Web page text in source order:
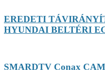
EREDETI
HYUNDAI BELTÉRI
SMARDTV Conax